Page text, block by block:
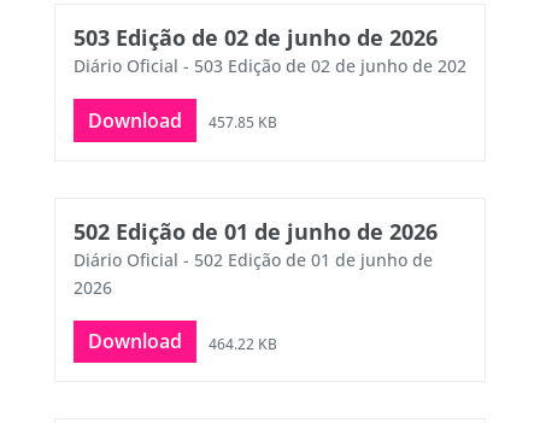
503 Edição de 02 de junho de 2026
Diário Oficial - 503 Edição de 02 de junho de 202
Download 457.85 KB
502 Edição de 01 de junho de 2026
Diário Oficial - 502 Edição de 01 de junho de
2026
Download 464.22 KB